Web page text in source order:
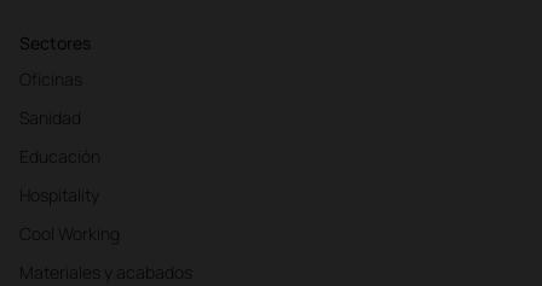
Sectores
Oficinas
Sanidad
Educación
Hospitality
Cool Working
Materiales y acabados